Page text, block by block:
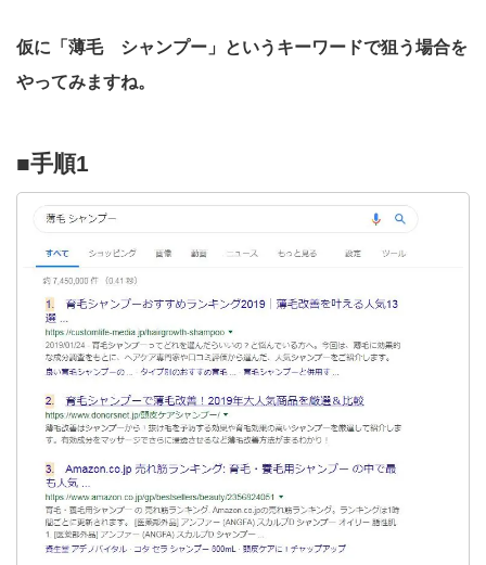
仮に「薄毛 シャンプー」というキーワードで狙う場合を
やってみますね。
■手順1